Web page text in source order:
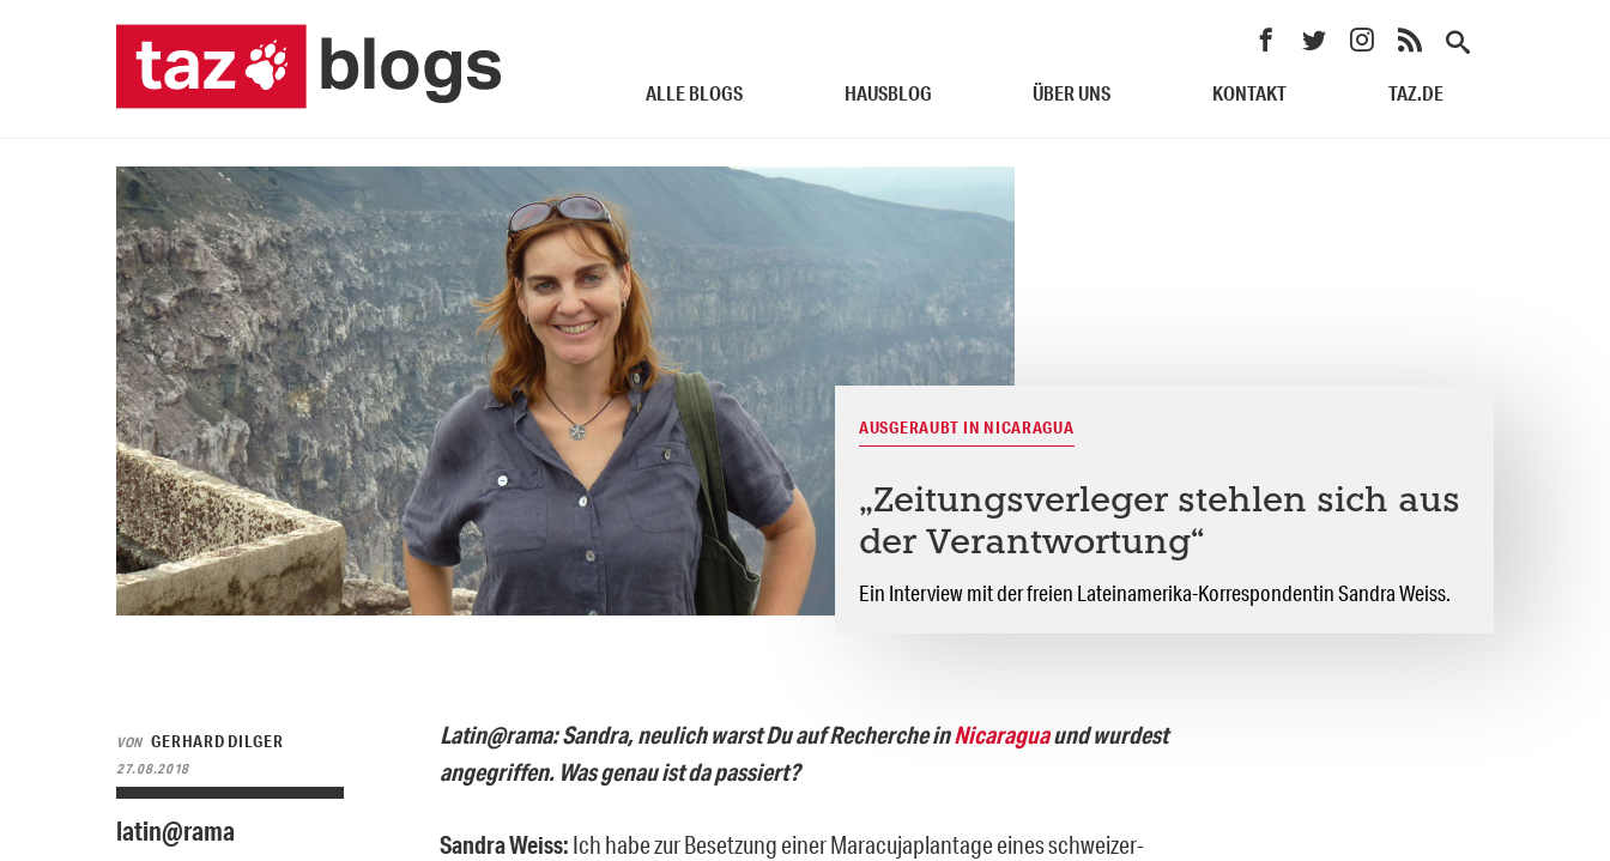
ALLE BLOGS HAUSBLOG ÜBER UNS KONTAKT TAZ.DE
AUSGERAUBT IN NICARAGUA
„Zeitungsverleger stehlen sich aus
der Verantwortung“
Ein Interview mit der freien Lateinamerika-Korrespondentin Sandra Weiss.
VON GERHARD DILGER
27.08.2018
latin@rama
Latin@rama: Sandra, neulich warst Du auf Recherche inNicaraguaund wurdest
angegriffen. Was genau ist da passiert?
Sandra Weiss: Ich habe zur Besetzung einer Maracujaplantage eines schweizer-